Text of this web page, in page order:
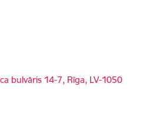
bulvāris 14-7, Rīga, LV-1050